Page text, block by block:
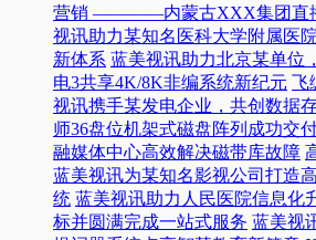
营销 ————内蒙古XXX集团直
视讯助力某知名医科大学附属医
新体系 蓝美视讯助力北京某单位
电3共享4K/8K非编系统新纪元 飞
视讯携手某发电企业，共创数据
师36盘位机架式磁盘阵列成功交
融媒体中心高效解决磁带库故障
蓝美视讯为某知名影视公司打造
统 蓝美视讯助力人民医院信息化
标并圆满完成一站式服务 蓝美视